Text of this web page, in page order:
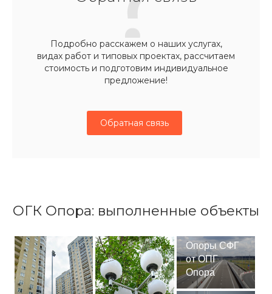
Подробно расскажем о наших услугах,
видах работ и типовых проектах, рассчитаем
стоимость и подготовим индивидуальное
предложение!
Обратная связь
ОГК Опора: выполненные объекты
Опоры СФГ
от ОПГ
Опора